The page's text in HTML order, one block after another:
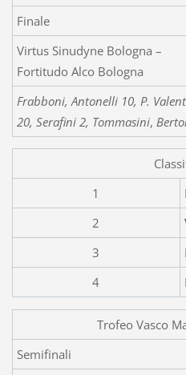
Finale
Virtus Sinudyne Bologna –
Fortitudo Alco Bologna
Frabboni, Antonelli 10, P.
20, Serafini 2, Tommasini,
1
2
3
4
Trofeo Vasco
Semifinali